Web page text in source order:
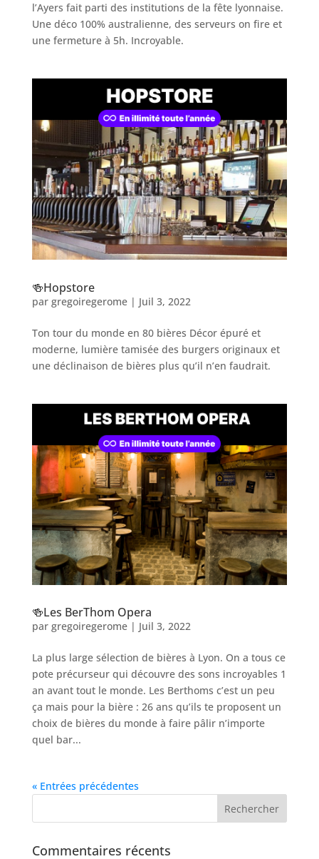
l’Ayers fait parti des institutions de la fête lyonnaise.
Une déco 100% australienne, des serveurs on fire et
une fermeture à 5h. Incroyable.
🍻Hopstore
par gregoiregerome| Juil 3, 2022
Ton tour du monde en 80 bières Décor épuré et
moderne, lumière tamisée des burgers originaux et
une déclinaison de bières plus qu’il n’en faudrait.
🍻Les BerThom Opera
par gregoiregerome| Juil 3, 2022
La plus large sélection de bières à Lyon. On a tous ce
pote précurseur qui découvre des sons incroyables 1
an avant tout le monde. Les Berthoms c’est un peu
ça mais pour la bière : 26 ans qu’ils te proposent un
choix de bières du monde à faire pâlir n’importe
quel bar...
« Entrées précédentes
Commentaires récents